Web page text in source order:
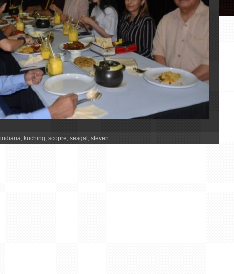
indiana, kuching, scopre, seagal , steven